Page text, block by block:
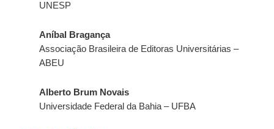
UNESP
Aníbal Bragança
Associação Brasileira de Editoras Universitárias –
ABEU
Alberto Brum Novais
Universidade Federal da Bahia – UFBA